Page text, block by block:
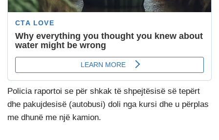
Policia raportoi se për shkak të shpejtësisë së tepërt
dhe pakujdesisë (autobusi) doli nga kursi dhe u përplas
me dhunë me një kamion.